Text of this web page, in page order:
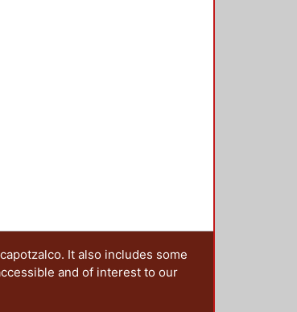
It also includes some
and of interest to our